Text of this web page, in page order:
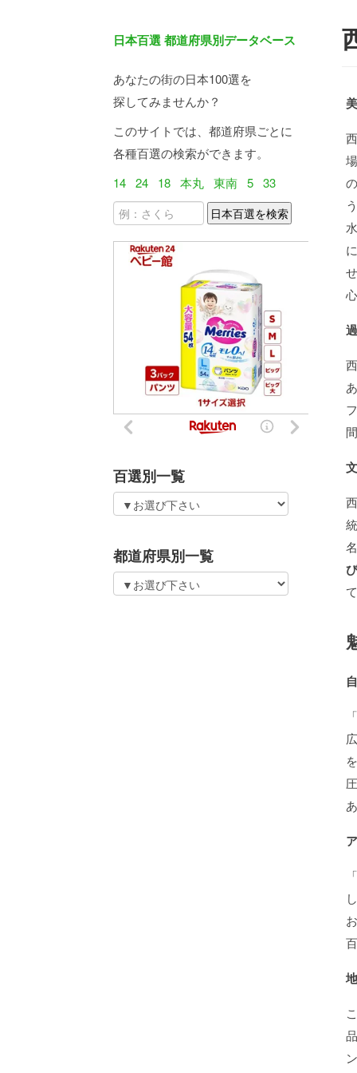
日本百選 都道府県別データベース
あなたの街の日本100選を
探してみませんか？
このサイトでは、都道府県ごとに
各種百選の検索ができます。
14 24 18 本丸 東南 5 33
百選別一覧
都道府県別一覧